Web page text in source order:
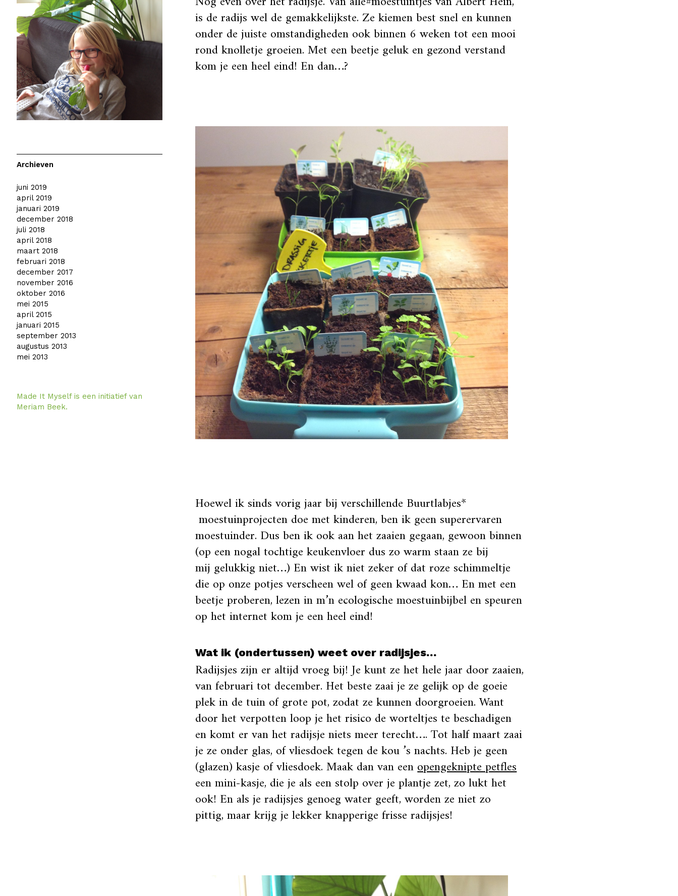
is de radijs wel de gemakkelijkste. Ze kiemen best snel en kunnen
onder de juiste omstandigheden ook binnen 6 weken tot een mooi
rond knolletje groeien. Met een beetje geluk en gezond verstand
kom je een heel eind! En dan…?
Hoewel ik sinds vorig jaar bij verschillende Buurtlabjes*
moestuinprojecten doe met kinderen, ben ik geen superervaren
moestuinder. Dus ben ik ook aan het zaaien gegaan, gewoon binnen
(op een nogal tochtige keukenvloer dus zo warm staan ze bij
mij gelukkig niet…) En wist ik niet zeker of dat roze schimmeltje
die op onze potjes verscheen wel of geen kwaad kon… En met een
beetje proberen, lezen in m’n ecologische moestuinbijbel en speuren
op het internet kom je een heel eind!
Wat ik (ondertussen) weet over radijsjes…
Radijsjes zijn er altijd vroeg bij! Je kunt ze het hele jaar door zaaien,
van februari tot december. Het beste zaai je ze gelijk op de goeie
plek in de tuin of grote pot, zodat ze kunnen doorgroeien. Want
door het verpotten loop je het risico de worteltjes te beschadigen
en komt er van het radijsje niets meer terecht…. Tot half maart zaai
je ze onder glas, of vliesdoek tegen de kou ’s nachts. Heb je geen
(glazen) kasje of vliesdoek. Maak dan van eenopengeknipte petfles
een mini-kasje, die je als een stolp over je plantje zet, zo lukt het
ook! En als je radijsjes genoeg water geeft, worden ze niet zo
pittig, maar krijg je lekker knapperige frisse radijsjes!
Archieven
juni 2019
april 2019
januari 2019
december 2018
juli 2018
april 2018
maart 2018
februari 2018
december 2017
november 2016
oktober 2016
mei 2015
april 2015
januari 2015
september 2013
augustus 2013
mei 2013
Made It Myself is een initiatief van
Meriam Beek.